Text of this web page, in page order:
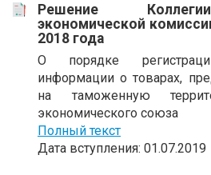
Решение
экономической
2018 года
О порядке
информации о товарах,
на таможенную
экономического союза
Полный текст
Дата вступления: 01.07.2019